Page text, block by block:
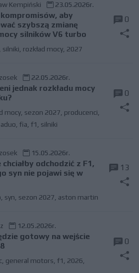
Kempiński 23.05.2026r.
aby
szybszą zmianę
silników V6 turbo
silniki rozkład mocy, 2027
0
22.05.2026r.
jednak rozkładu mocy
mocy, sezon 2027 producenci
aduo fia f1 silniki
0
15.05.2026r.
odchodzić z F1,
syn nie pojawi się w
syn sezon 2027 aston martin
13
12.05.2026r.
gotowy na wejście
, general motors f1 2026
0